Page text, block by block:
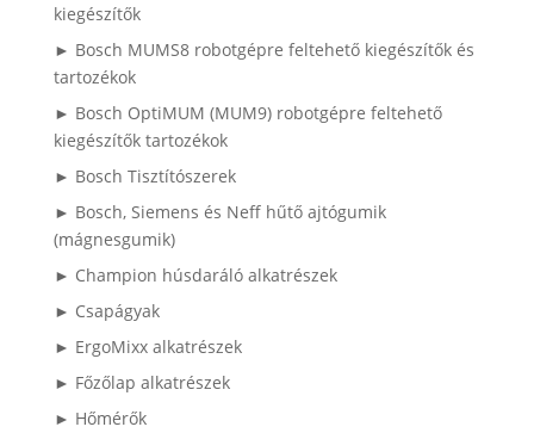
kiegészítők
► Bosch MUMS8 robotgépre feltehető kiegészítők és
tartozékok
► Bosch OptiMUM (MUM9) robotgépre feltehető
kiegészítők tartozékok
► Bosch Tisztítószerek
► Bosch, Siemens és Neff hűtő ajtógumik
(mágnesgumik)
► Champion húsdaráló alkatrészek
► Csapágyak
► ErgoMixx alkatrészek
► Főzőlap alkatrészek
► Hőmérők